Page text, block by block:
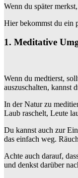
Wenn du später
Hier bekommst du ein
1. Meditative
Wenn du medtierst,
auszuschalten, kannst
In der Natur zu
Laub raschelt, Leute
Du kannst auch zur
das einfach weg.
Achte auch darauf,
und denkst darüber